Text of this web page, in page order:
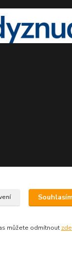
117
můžete odmítnout zde